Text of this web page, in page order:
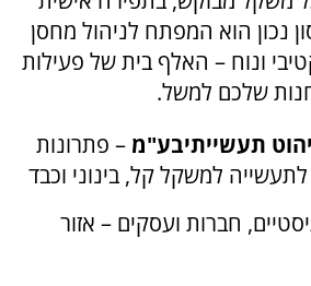
נכון הוא המפתח לניהול מחסן
ונוח – האלף בית של פעילות
שלכם למשל.
תעשייתיבע"מ – פתרונות
למשקל קל, בינוני וכבד
חברות ועסקים – אזור